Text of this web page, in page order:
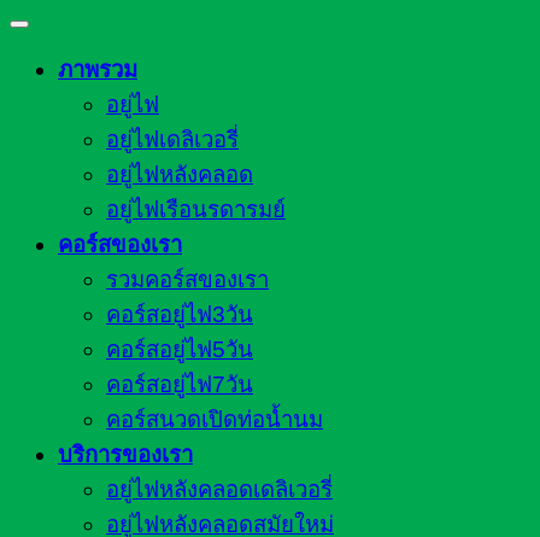
ภาพรวม
อยู่ไฟ
อยู่ไฟเดลิเวอรี่
อยู่ไฟหลังคลอด
อยู่ไฟเรือนรดารมย์
คอร์สของเรา
รวมคอร์สของเรา
คอร์สอยู่ไฟ3วัน
คอร์สอยู่ไฟ5วัน
คอร์สอยู่ไฟ7วัน
คอร์สนวดเปิดท่อน้ำนม
บริการของเรา
อยู่ไฟหลังคลอดเดลิเวอรี่
อยู่ไฟหลังคลอดสมัยใหม่